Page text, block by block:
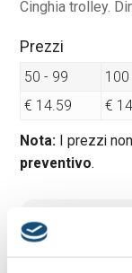
Cinghia trolley.
Prezzi
50 - 99
€ 14.59
€
Nota: I prezzi
preventivo.
Quantità
Tempi di